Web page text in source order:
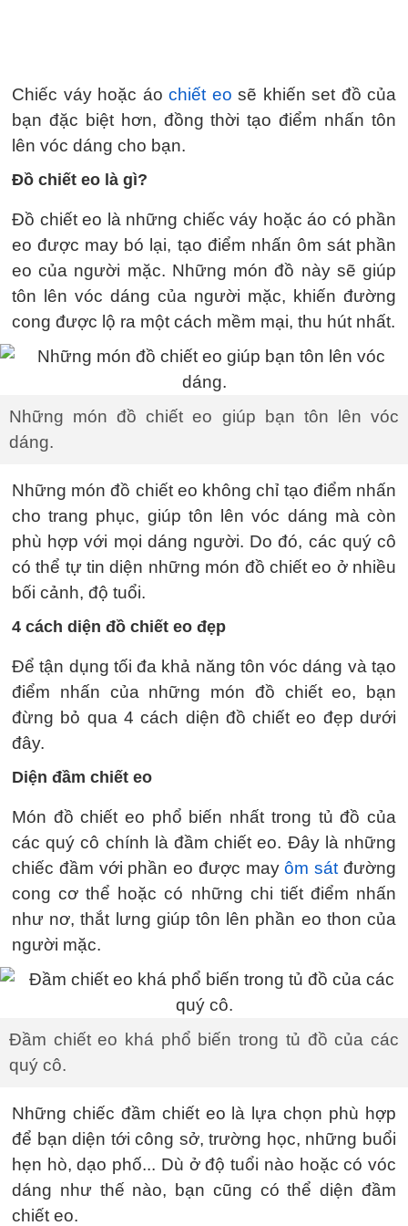
Chiếc váy hoặc áo chiết eo sẽ khiến set đồ của
bạn đặc biệt hơn, đồng thời tạo điểm nhấn tôn
lên vóc dáng cho bạn.
Đồ chiết eo là gì?
Đồ chiết eo là những chiếc váy hoặc áo có phần
eo được may bó lại, tạo điểm nhấn ôm sát phần
eo của người mặc. Những món đồ này sẽ giúp
tôn lên vóc dáng của người mặc, khiến đường
cong được lộ ra một cách mềm mại, thu hút nhất.
Những món đồ chiết eo giúp bạn tôn lên vóc
dáng.
Những món đồ chiết eo không chỉ tạo điểm nhấn
cho trang phục, giúp tôn lên vóc dáng mà còn
phù hợp với mọi dáng người. Do đó, các quý cô
có thể tự tin diện những món đồ chiết eo ở nhiều
bối cảnh, độ tuổi.
4 cách diện đồ chiết eo đẹp
Để tận dụng tối đa khả năng tôn vóc dáng và tạo
điểm nhấn của những món đồ chiết eo, bạn
đừng bỏ qua 4 cách diện đồ chiết eo đẹp dưới
đây.
Diện đầm chiết eo
Món đồ chiết eo phổ biến nhất trong tủ đồ của
các quý cô chính là đầm chiết eo. Đây là những
chiếc đầm với phần eo được mayôm sát đường
cong cơ thể hoặc có những chi tiết điểm nhấn
như nơ, thắt lưng giúp tôn lên phần eo thon của
người mặc.
Đầm chiết eo khá phổ biến trong tủ đồ của các
quý cô.
Những chiếc đầm chiết eo là lựa chọn phù hợp
để bạn diện tới công sở, trường học, những buổi
hẹn hò, dạo phố... Dù ở độ tuổi nào hoặc có vóc
dáng như thế nào, bạn cũng có thể diện đầm
chiết eo.